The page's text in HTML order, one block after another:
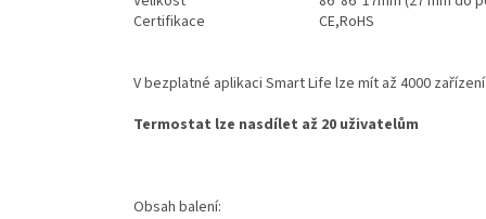
Certifikace
CE,RoHS
V bezplatné aplikaci Smart Life lze mít až 4000 zařízení
Termostat lze nasdílet až 20 uživatelům
Obsah balení: